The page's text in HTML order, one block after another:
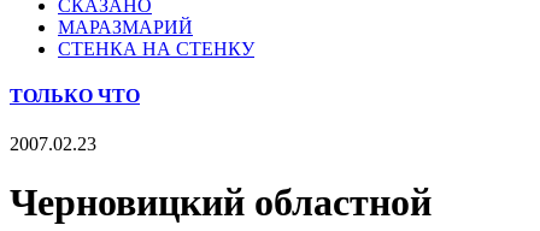
СКАЗАНО
МАРАЗМАРИЙ
СТЕНКА НА СТЕНКУ
ТОЛЬКО ЧТО
2007.02.23
Черновицкий областной